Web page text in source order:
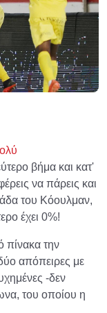
βήμα και κατ'
να πάρεις και
του Κόουλμαν,
έχει 0%!
πίνακα την
απόπειρες με
-δεν
του οποίου η